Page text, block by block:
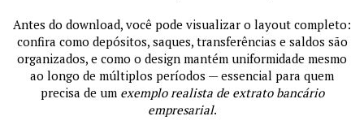
Antes do download, você pode visualizar o layout completo:
confira como depósitos, saques, transferências e saldos são
organizados, e como o design mantém uniformidade mesmo
ao longo de múltiplos períodos — essencial para quem
precisa de um exemplo realista de extrato bancário
empresarial.